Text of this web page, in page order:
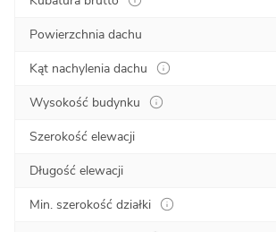
Powierzchnia dachu
Kąt nachylenia dachu
Wysokość budynku
Szerokość elewacji
Długość elewacji
Min. szerokość działki